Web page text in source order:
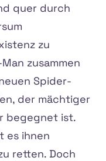
quer durch
zu
zusammen
Spider-
der mächtiger
begegnet ist.
es ihnen
retten. Doch